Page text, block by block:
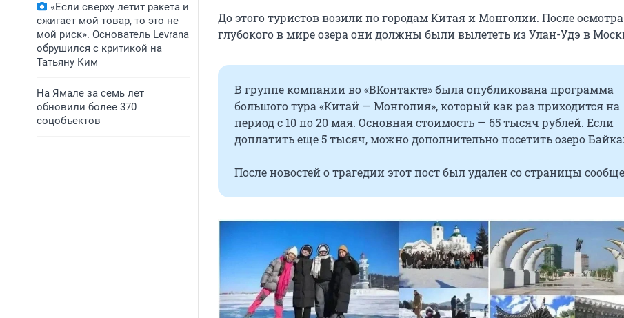
«Если сверху летит ракета и
сжигает мой товар, то это не
мой риск». Основатель Levrana
обрушился с критикой на
Татьяну Ким
На Ямале за семь лет
обновили более 370
соцобъектов
До этого туристов возили по городам Китая и Монголии. После
глубокого в мире озера они должны были вылететь из Улан-Удэ в
В группе компании во «ВКонтакте» была опубликована программа
большого тура «Китай — Монголия», который как раз приходится на
период с 10 по 20 мая. Основная стоимость — 65 тысяч рублей. Если
доплатить еще 5 тысяч, можно дополнительно посетить озеро
После новостей о трагедии этот пост был удален со страницы